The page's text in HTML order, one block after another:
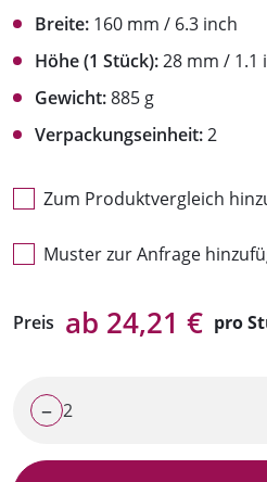
Breite: 160 mm / 6.3 inch
Höhe (1 Stück):28 mm / 1.1
Gewicht:885 g
Verpackungseinheit:2
Zum Produktvergleich
Muster zur Anfrage
Preis ab 24,21 € pro
–